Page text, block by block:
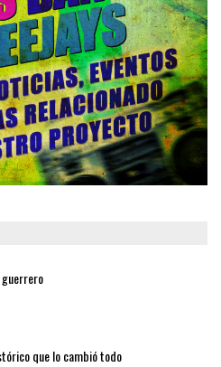
que lo cambió todo